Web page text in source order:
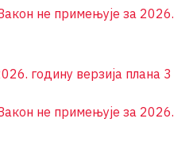
не примењује за 2026.
годину верзија плана 3
не примењује за 2026.